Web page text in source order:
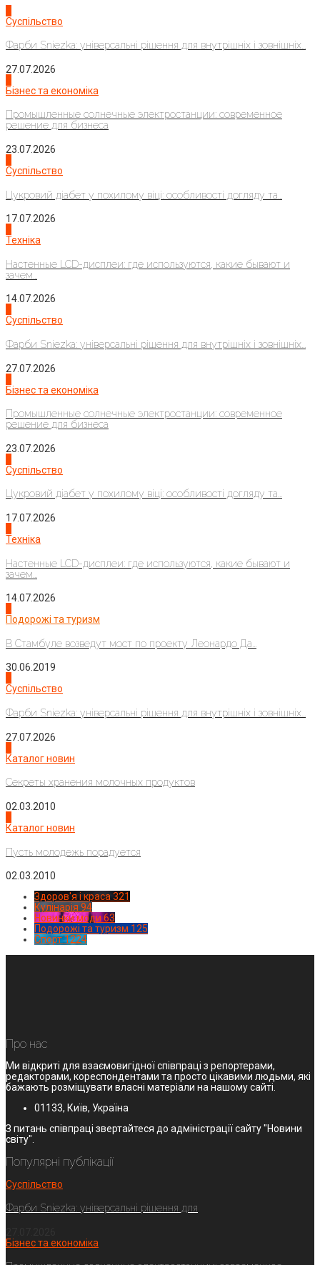
Суспільство
Фарби Sniezka: універсальні рішення для внутрішніх і зовнішніх...
27.07.2026
Бізнес та економіка
Промышленные солнечные электростанции: современное
решение для бизнеса
23.07.2026
Суспільство
Цукровий діабет у похилому віці: особливості догляду та...
17.07.2026
Техніка
Настенные LCD-дисплеи: где используются, какие бывают и
зачем...
14.07.2026
Суспільство
Фарби Sniezka: універсальні рішення для внутрішніх і зовнішніх...
27.07.2026
Бізнес та економіка
Промышленные солнечные электростанции: современное
решение для бизнеса
23.07.2026
Суспільство
Цукровий діабет у похилому віці: особливості догляду та...
17.07.2026
Техніка
Настенные LCD-дисплеи: где используются, какие бывают и
зачем...
14.07.2026
Подорожі та туризм
В Стамбуле возведут мост по проекту Леонардо Да...
30.06.2019
Суспільство
Фарби Sniezka: універсальні рішення для внутрішніх і зовнішніх...
27.07.2026
Каталог новин
Секреты хранения молочных продуктов
02.03.2010
Каталог новин
Пусть молодежь порадуется
02.03.2010
Здоров'я і краса 321
Кулінарія 94
Новинки моди 63
Подорожі та туризм 125
Спорт1224
Про нас
Ми відкриті для взаємовигідної співпраці з репортерами,
редакторами, кореспондентами та просто цікавими людьми, які
бажають розміщувати власні матеріали на нашому сайті.
01133, Київ, Україна
З питань співпраці звертайтеся до адміністрації сайту "Новини
світу".
Популярні публікації
Суспільство
Фарби Sniezka: універсальні рішення для
Бізнес та економіка